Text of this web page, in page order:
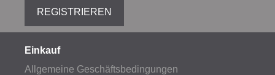
REGISTRIEREN
Einkauf
Allgemeine Geschäftsbedingungen